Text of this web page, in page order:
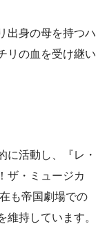
出身の母を持つハ
リの血を受け継い
に活動し、『レ・
ザ・ミュージカ
も帝国劇場での
持しています。